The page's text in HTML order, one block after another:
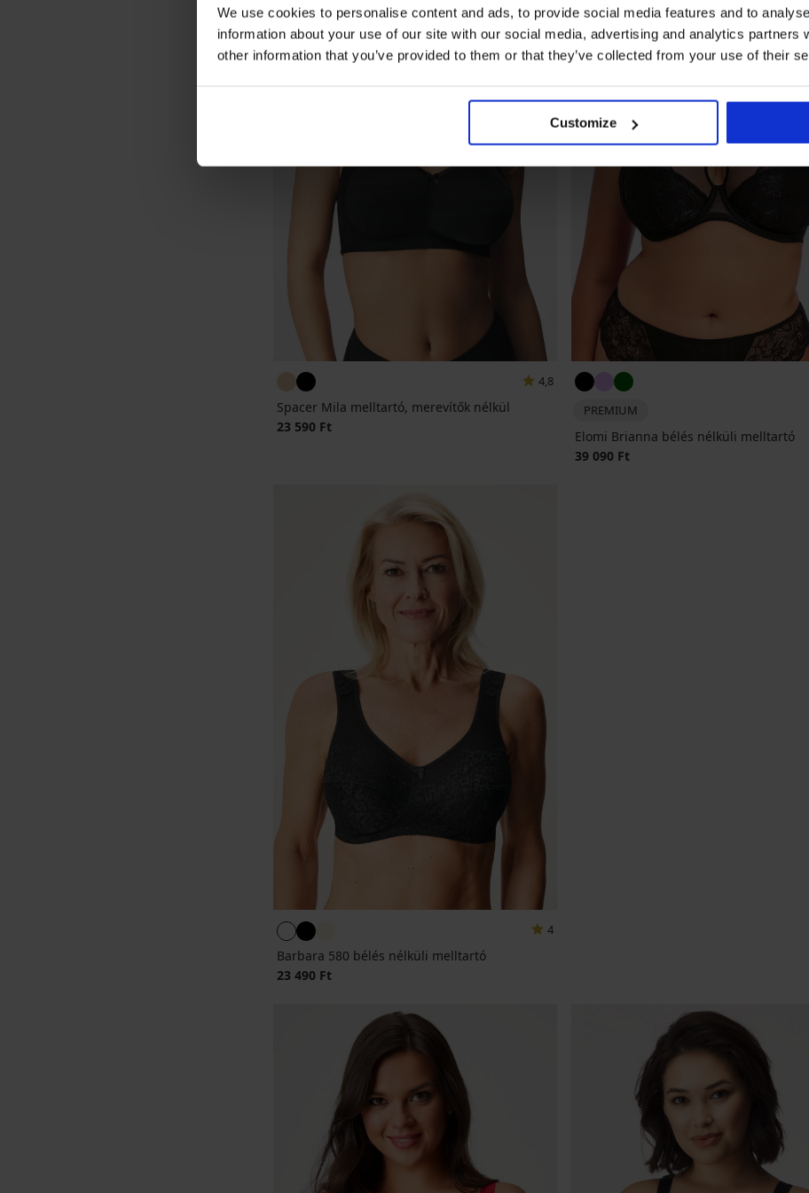
We use cookies to personalise content and ads, to provide social media features and to
information about your use of our site with our social media, advertising and analytics partners
other information that you’ve provided to them or that they’ve collected from your use of their
Customize
4,8
Spacer Mila melltartó, merevítők nélkül
23 590 Ft
PREMIUM
Elomi Brianna bélés nélküli melltartó
39 090 Ft
4
Barbara 580 bélés nélküli melltartó
23 490 Ft